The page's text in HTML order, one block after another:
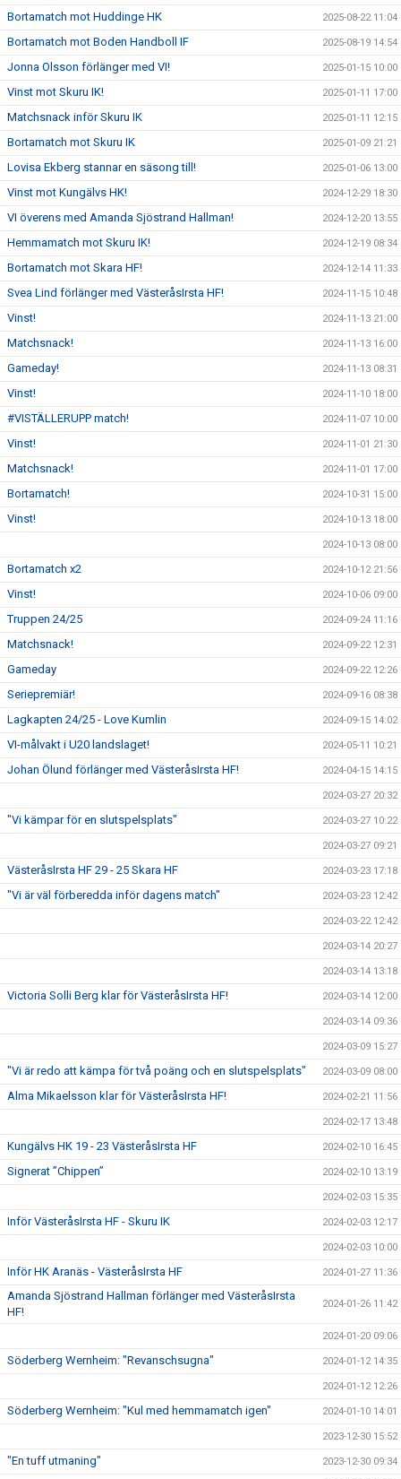
Bortamatch mot Huddinge HK 2025-08-22 11:04
Bortamatch mot Boden Handboll IF 2025-08-19 14:54
Jonna Olsson förlänger med VI! 2025-01-15 10:00
Vinst mot Skuru IK! 2025-01-11 17:00
Matchsnack inför Skuru IK 2025-01-11 12:15
Bortamatch mot Skuru IK 2025-01-09 21:21
Lovisa Ekberg stannar en säsong till! 2025-01-06 13:00
Vinst mot Kungälvs HK! 2024-12-29 18:30
VI överens med Amanda Sjöstrand Hallman! 2024-12-20 13:55
Hemmamatch mot Skuru IK! 2024-12-19 08:34
Bortamatch mot Skara HF! 2024-12-14 11:33
Svea Lind förlänger med VästeråsIrsta HF! 2024-11-15 10:48
Vinst! 2024-11-13 21:00
Matchsnack! 2024-11-13 16:00
Gameday! 2024-11-13 08:31
Vinst! 2024-11-10 18:00
#VISTÄLLERUPP match! 2024-11-07 10:00
Vinst! 2024-11-01 21:30
Matchsnack! 2024-11-01 17:00
Bortamatch! 2024-10-31 15:00
Vinst! 2024-10-13 18:00
2024-10-13 08:00
Bortamatch x2 2024-10-12 21:56
Vinst! 2024-10-06 09:00
Truppen 24/25 2024-09-24 11:16
Matchsnack! 2024-09-22 12:31
Gameday 2024-09-22 12:26
Seriepremiär! 2024-09-16 08:38
Lagkapten 24/25 - Love Kumlin 2024-09-15 14:02
VI-målvakt i U20 landslaget! 2024-05-11 10:21
Johan Ölund förlänger med VästeråsIrsta HF! 2024-04-15 14:15
2024-03-27 20:32
"Vi kämpar för en slutspelsplats" 2024-03-27 10:22
2024-03-27 09:21
VästeråsIrsta HF 29 - 25 Skara HF 2024-03-23 17:18
"Vi är väl förberedda inför dagens match" 2024-03-23 12:42
2024-03-22 12:42
2024-03-14 20:27
2024-03-14 13:18
Victoria Solli Berg klar för VästeråsIrsta HF! 2024-03-14 12:00
2024-03-14 09:36
2024-03-09 15:27
"Vi är redo att kämpa för två poäng och en slutspelsplats" 2024-03-09 08:00
Alma Mikaelsson klar för VästeråsIrsta HF! 2024-02-21 11:56
2024-02-17 13:48
Kungälvs HK 19 - 23 VästeråsIrsta HF 2024-02-10 16:45
Signerat ”Chippen” 2024-02-10 13:19
2024-02-03 15:35
Inför VästeråsIrsta HF - Skuru IK 2024-02-03 12:17
2024-02-03 10:00
Inför HK Aranäs - VästeråsIrsta HF 2024-01-27 11:36
Amanda Sjöstrand Hallman förlänger med VästeråsIrsta
HF!
2024-01-26 11:42
2024-01-20 09:06
Söderberg Wernheim: "Revanschsugna" 2024-01-12 14:35
2024-01-12 12:26
Söderberg Wernheim: "Kul med hemmamatch igen" 2024-01-10 14:01
2023-12-30 15:52
"En tuff utmaning" 2023-12-30 09:34